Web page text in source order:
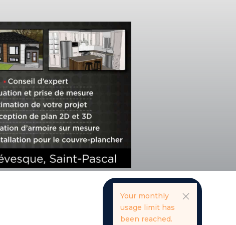
Your monthly
usage limit has
been reached.